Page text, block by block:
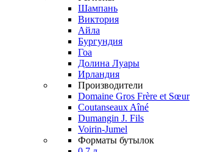
Шампань
Виктория
Айла
Бургундия
Гоа
Долина Луары
Ирландия
Производители
Domaine Gros Frère et Sœur
Coutanseaux Aîné
Dumangin J. Fils
Voirin-Jumel
Форматы бутылок